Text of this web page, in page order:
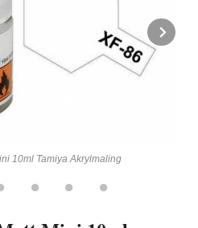
10ml Tamiya Akrylmaling